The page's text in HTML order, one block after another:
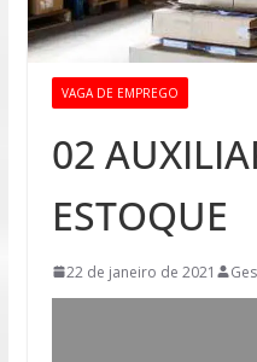
VAGA DE EMPREGO
02
ESTOQUE
22 de janeiro de 2021